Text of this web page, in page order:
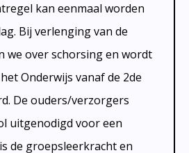
kan eenmaal worden
Bij verlenging van de
we over schorsing en wordt
Onderwijs vanaf de 2de
De ouders/verzorgers
uitgenodigd voor een
de groepsleerkracht en